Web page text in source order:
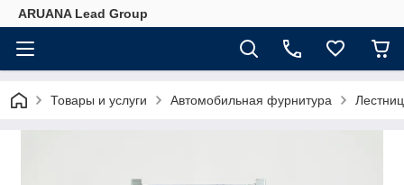
ARUANA Lead Group
Товары и услуги Автомобильная фурнитура